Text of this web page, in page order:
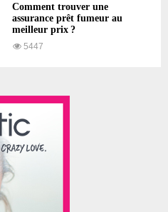
Comment trouver une
assurance prêt fumeur au
meilleur prix ?
5447